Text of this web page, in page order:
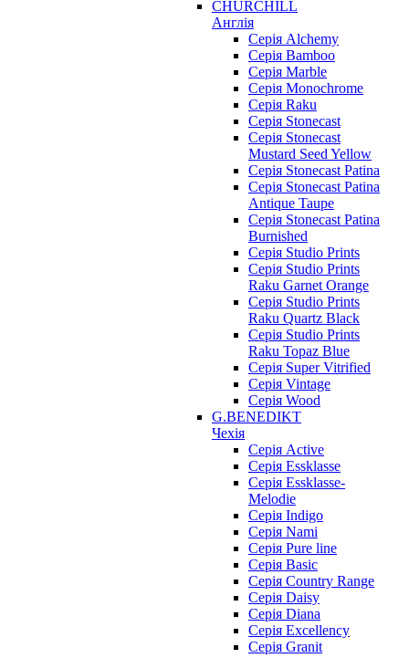
CHURCHILL
Англія
Серія Alchemy
Серія Bamboo
Серія Marble
Серія Monochrome
Серія Raku
Серія Stonecast
Серія Stonecast
Mustard Seed Yellow
Серія Stonecast Patina
Серія Stonecast Patina
Antique Taupe
Серія Stonecast Patina
Burnished
Серія Studio Prints
Серія Studio Prints
Raku Garnet Orange
Серія Studio Prints
Raku Quartz Black
Серія Studio Prints
Raku Topaz Blue
Серія Super Vitrified
Серія Vintage
Серія Wood
G.BENEDIKT
Чехія
Cерія Active
Cерія Essklasse
Cерія Essklasse-
Melodie
Cерія Indigo
Cерія Nami
Cерія Pure line
Серія Basic
Серія Country Range
Серія Daisy
Серія Diana
Серія Excellency
Серія Granit